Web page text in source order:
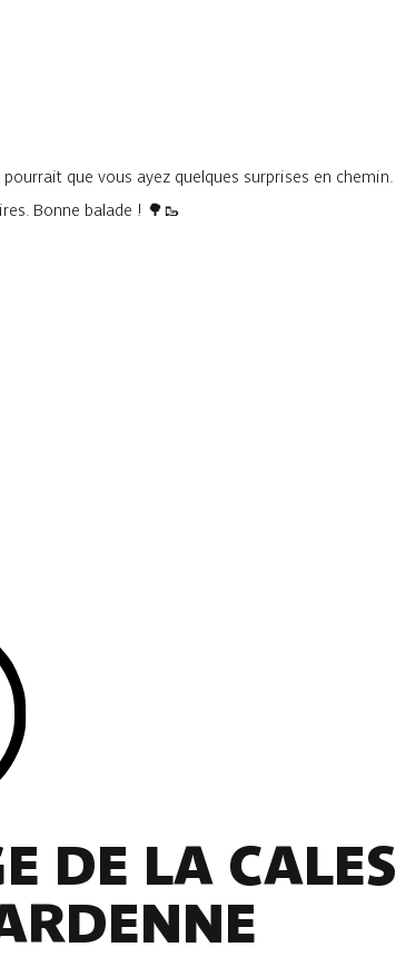
que vous ayez quelques surprises en
Bonne balade ! 🌳🥾
DE LA